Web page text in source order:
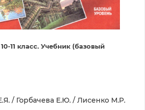
11 класс. Учебник (базовый
/ Горбачева Е.Ю. / Лисенко М.Р.